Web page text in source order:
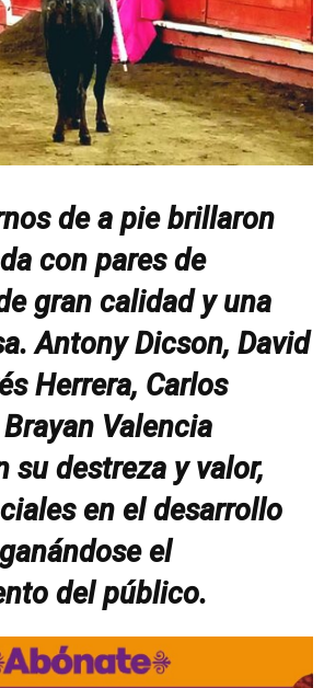
de a pie brillaron
con pares de
gran calidad y una
Antony Dicson, David
Herrera, Carlos
Valencia
su destreza y valor,
en el desarrollo
el
del público.